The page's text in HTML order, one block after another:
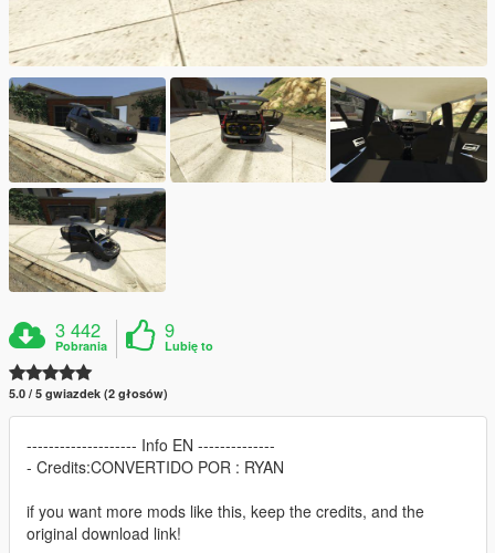
3 442
Pobrania
9
Lubię to
5.0 / 5 gwiazdek (2 głosów)
-------------------- Info EN --------------
- Credits:CONVERTIDO POR : RYAN
if you want more mods like this, keep the credits, and the
original download link!